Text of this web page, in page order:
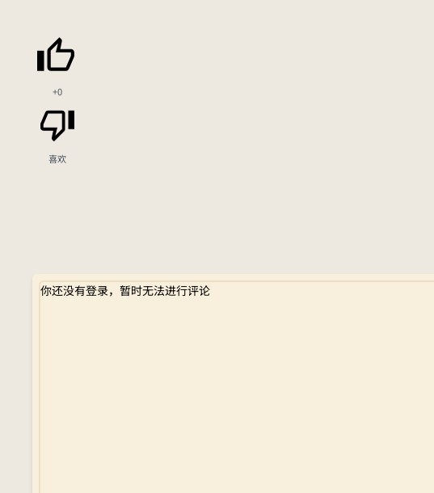
+0
喜欢
你还没有登录，暂时无法进行评论